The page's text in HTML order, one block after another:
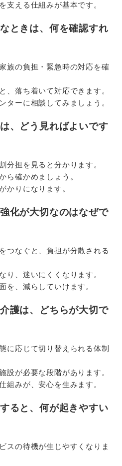
支える仕組みが基本です。
ときは、何を確認すれ
族の負担・緊急時の対応を確
、落ち着いて対応できます。
ターに相談してみましょう。
、どう見ればよいです
分担を見ると分かります。
ら確かめましょう。
かりになります。
化が大切なのはなぜで
つなぐと、負担が分散される
り、迷いにくくなります。
を、減らしていけます。
護は、どちらが大切で
に応じて切り替えられる体制
設が必要な段階があります。
組みが、安心を生みます。
ると、何が起きやすい
スの待機が生じやすくなりま